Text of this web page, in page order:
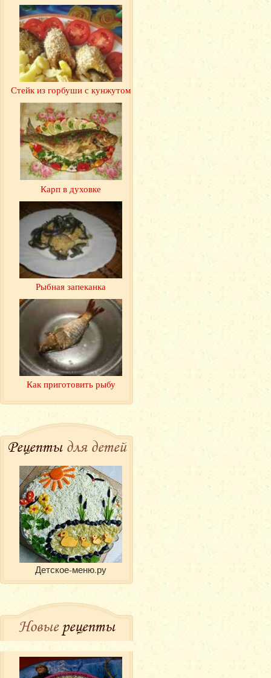
Стейк из горбуши с кунжутом
Карп в духовке
Рыбная запеканка
Как приготовить рыбу
Рецепты для детей
Детское-меню.ру
Новыерецепты